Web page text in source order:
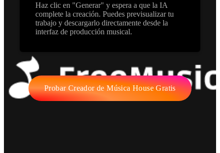
Haz clic en "Generar" y espera a que la IA
complete la creación. Puedes previsualizar tu
trabajo y descargarlo directamente desde la
interfaz de producción musical.
Probar Creador de Música House Gratis